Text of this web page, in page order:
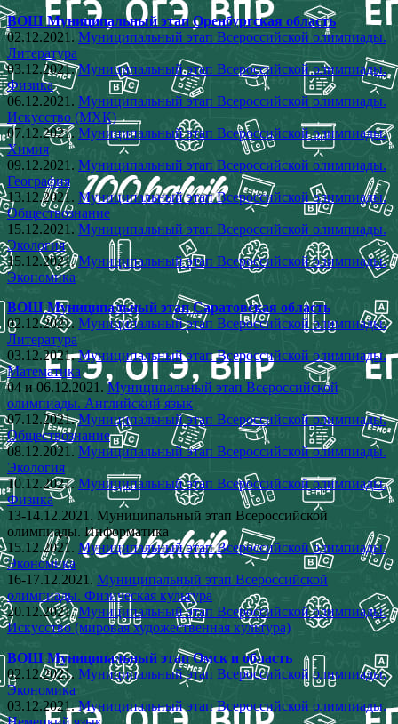
ВОШ Муниципальный этап Оренбургская область
02.12.2021. Муниципальный этап Всероссийской олимпиады.
Литература
03.12.2021.Муниципальный этап Всероссийской олимпиады.
Физика
06.12.2021. Муниципальный этап Всероссийской олимпиады.
Искусство (МХК)
07.12.2021.Муниципальный этап Всероссийской олимпиады.
Химия
09.12.2021. Муниципальный этап Всероссийской олимпиады.
География
13.12.2021. Муниципальный этап Всероссийской олимпиады.
Обществознание
15.12.2021. Муниципальный этап Всероссийской олимпиады.
Экология
15.12.2021.Муниципальный этап Всероссийской олимпиады.
Экономика
ВОШ Муниципальный этап Саратовская область
02.12.2021.Муниципальный этап Всероссийской олимпиады.
Литература
03.12.2021.Муниципальный этап Всероссийской олимпиады.
Математика
04 и 06.12.2021.Муниципальный этап Всероссийской
олимпиады. Английский язык
07.12.2021.Муниципальный этап Всероссийской олимпиады.
Обществознание
08.12.2021. Муниципальный этап Всероссийской олимпиады.
Экология
10.12.2021.Муниципальный этап Всероссийской олимпиады.
Физика
13-14.12.2021. Муниципальный этап Всероссийской
олимпиады. Информатика
15.12.2021. Муниципальный этап Всероссийской олимпиады.
Экономика
16-17.12.2021. Муниципальный этап Всероссийской
олимпиады. Физическая культура
20.12.2021.Муниципальный этап Всероссийской олимпиады.
Искусство (мировая художественная культура)
ВОШ Муниципальный этап Омск и область
02.12.2021.Муниципальный этап Всероссийской олимпиады.
Экономика
03.12.2021.Муниципальный этап Всероссийской олимпиады.